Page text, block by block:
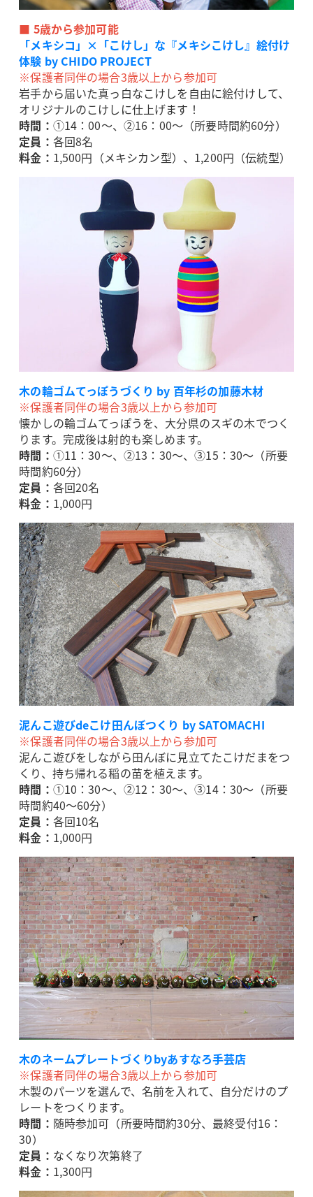
■ 5歳から参加可能
「メキシコ」×「こけし」な『メキシこけし』絵付け
体験 by CHIDO PROJECT
※保護者同伴の場合3歳以上から参加可
岩手から届いた真っ白なこけしを自由に絵付けして、
オリジナルのこけしに仕上げます！
時間： ①14：00～、②16：00～（所要時間約60分）
定員： 各回8名
料金： 1,500円（メキシカン型）、1,200円（伝統型）
木の輪ゴムてっぽうづくり by 百年杉の加藤木材
※保護者同伴の場合3歳以上から参加可
懐かしの輪ゴムてっぽうを、大分県のスギの木でつく
ります。完成後は射的も楽しめます。
時間： ①11：30～、②13：30～、③15：30～（所要
時間約60分）
定員： 各回20名
料金： 1,000円
泥んこ遊びdeこけ田んぼつくり by SATOMACHI
※保護者同伴の場合3歳以上から参加可
泥んこ遊びをしながら田んぼに見立てたこけだまをつ
くり、持ち帰れる稲の苗を植えます。
時間： ①10：30～、②12：30～、③14：30～（所要
時間約40～60分）
定員： 各回10名
料金： 1,000円
木のネームプレートづくりbyあすなろ手芸店
※保護者同伴の場合3歳以上から参加可
木製のパーツを選んで、名前を入れて、自分だけのプ
レートをつくります。
時間： 随時参加可（所要時間約30分、最終受付16：
30）
定員： なくなり次第終了
料金： 1,300円